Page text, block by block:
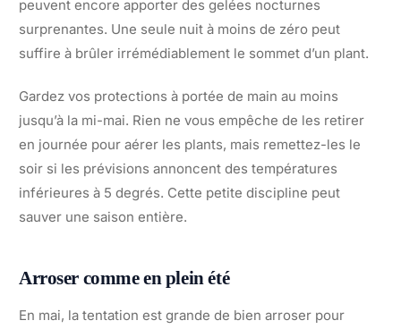
peuvent encore apporter des gelées nocturnes
surprenantes. Une seule nuit à moins de zéro peut
suffire à brûler irrémédiablement le sommet d’un plant.
Gardez vos protections à portée de main au moins
jusqu’à la mi-mai. Rien ne vous empêche de les retirer
en journée pour aérer les plants, mais remettez-les le
soir si les prévisions annoncent des températures
inférieures à 5 degrés. Cette petite discipline peut
sauver une saison entière.
Arroser comme en plein été
En mai, la tentation est grande de bien arroser pour